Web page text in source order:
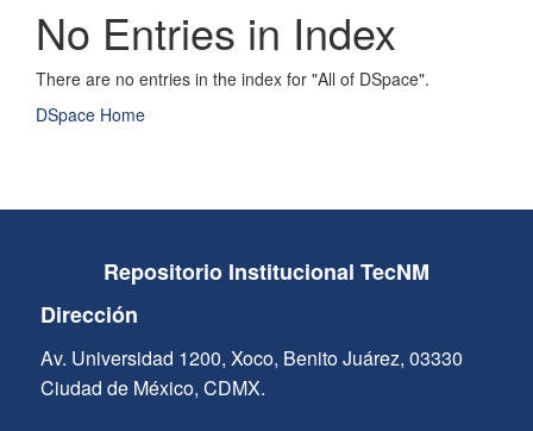
No Entries in Index
There are no entries in the index for "All of DSpace".
DSpace Home
Repositorio Institucional TecNM
Dirección
Av. Universidad 1200, Xoco, Benito Juárez, 03330
Ciudad de México, CDMX.